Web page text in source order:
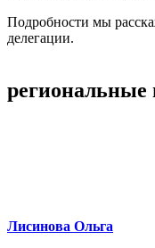
Подроб­но­сти мы
деле­га­ции.
реги­о­наль­ные
Лиси­нова Ольга